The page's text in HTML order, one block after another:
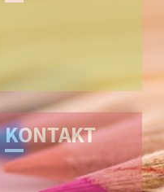
K­O­N­T­A­K­T­­